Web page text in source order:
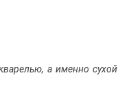
а именно сухой